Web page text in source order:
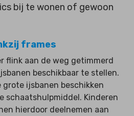
bij te wonen of gewoon
frames
flink aan de weg getimmerd
beschikbaar te stellen.
grote ijsbanen beschikken
schaatshulpmiddel. Kinderen
hierdoor deelnemen aan